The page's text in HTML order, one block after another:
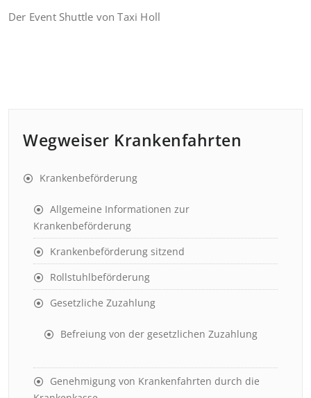
Der Event Shuttle von Taxi Holl
Wegweiser Krankenfahrten
Krankenbeförderung
Allgemeine Informationen zur
Krankenbeförderung
Krankenbeförderung sitzend
Rollstuhlbeförderung
Gesetzliche Zuzahlung
Befreiung von der gesetzlichen Zuzahlung
Genehmigung von Krankenfahrten durch die